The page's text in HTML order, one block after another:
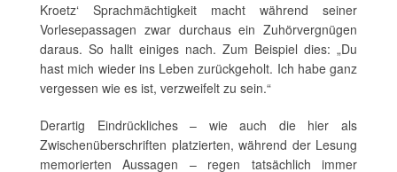
Kroetz‘ Sprachmächtigkeit macht während seiner
Vorlesepassagen zwar durchaus ein Zuhörvergnügen
daraus. So hallt einiges nach. Zum Beispiel dies: „Du
hast mich wieder ins Leben zurückgeholt. Ich habe ganz
vergessen wie es ist, verzweifelt zu sein.“
Derartig Eindrückliches – wie auch die hier als
Zwischenüberschriften platzierten, während der Lesung
memorierten Aussagen – regen tatsächlich immer